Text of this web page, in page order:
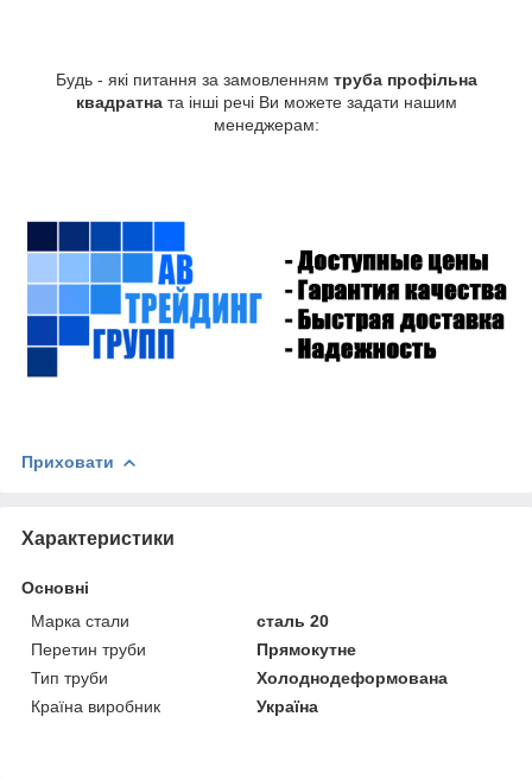
Будь - які питання за замовленням труба профільна
квадратната інші речі Ви можете задати нашим
менеджерам:
Приховати
Характеристики
Основні
Марка стали
сталь 20
Перетин труби
Прямокутне
Тип труби
Холоднодеформована
Країна виробник
Україна